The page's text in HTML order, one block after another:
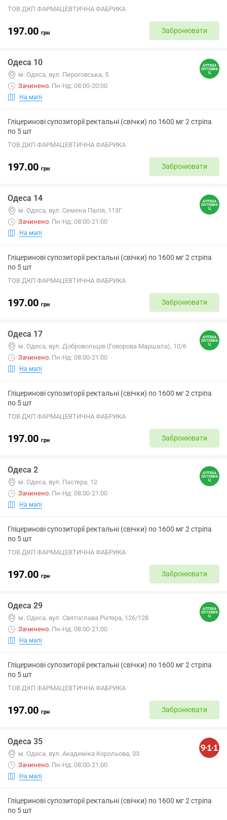
ТОВ ДКП ФАРМАЦЕВТИЧНА ФАБРИКА
197.00 грн Забронювати
Одеса 10
м. Одеса, вул. Пироговська, 5
Зачинено. Пн-Нд: 08:00-20:00
На мапі
Гліцеринові супозиторії ректальні (свічки) по 1600 мг 2 стріпа
по 5 шт
ТОВ ДКП ФАРМАЦЕВТИЧНА ФАБРИКА
197.00 грн Забронювати
Одеса 14
м. Одеса, вул. Семена Палія, 113Г
Зачинено. Пн-Нд: 08:00-21:00
На мапі
Гліцеринові супозиторії ректальні (свічки) по 1600 мг 2 стріпа
по 5 шт
ТОВ ДКП ФАРМАЦЕВТИЧНА ФАБРИКА
197.00 грн Забронювати
Одеса 17
м. Одеса, вул. Добровольців (Говорова Маршала), 10/6
Зачинено. Пн-Нд: 08:00-21:00
На мапі
Гліцеринові супозиторії ректальні (свічки) по 1600 мг 2 стріпа
по 5 шт
ТОВ ДКП ФАРМАЦЕВТИЧНА ФАБРИКА
197.00 грн Забронювати
Одеса 2
м. Одеса, вул. Пастера, 12
Зачинено. Пн-Нд: 08:00-21:00
На мапі
Гліцеринові супозиторії ректальні (свічки) по 1600 мг 2 стріпа
по 5 шт
ТОВ ДКП ФАРМАЦЕВТИЧНА ФАБРИКА
197.00 грн Забронювати
Одеса 29
м. Одеса, вул. Святослава Ріхтера, 126/128
Зачинено. Пн-Нд: 08:00-21:00
На мапі
Гліцеринові супозиторії ректальні (свічки) по 1600 мг 2 стріпа
по 5 шт
ТОВ ДКП ФАРМАЦЕВТИЧНА ФАБРИКА
197.00 грн Забронювати
Одеса 35
м. Одеса, вул. Академіка Корольова, 33
Зачинено. Пн-Нд: 08:00-21:00
На мапі
Гліцеринові супозиторії ректальні (свічки) по 1600 мг 2 стріпа
по 5 шт